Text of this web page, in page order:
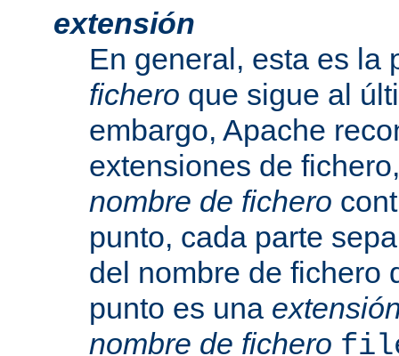
extensión
En general, esta es la
fichero que sigue al
embargo, Apache
extensiones de
nombre de fichero
punto, cada parte
del nombre de fichero
punto es una
nombre de fichero